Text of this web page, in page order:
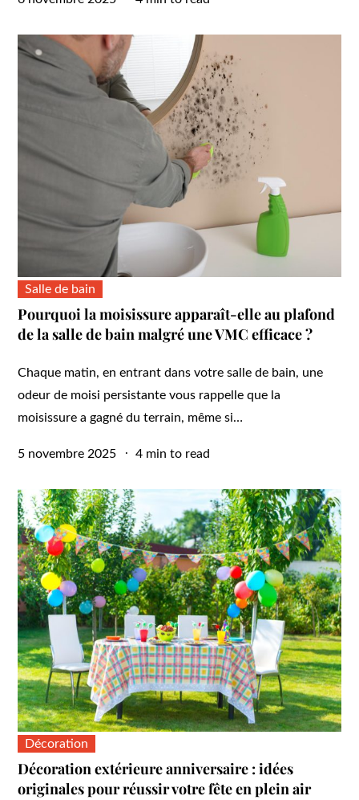
Salle de bain
Pourquoi la moisissure apparaît-elle au plafond
de la salle de bain malgré une VMC efficace ?
Chaque matin, en entrant dans votre salle de bain, une
odeur de moisi persistante vous rappelle que la
moisissure a gagné du terrain, même si…
Posted
5 novembre 2025 4 min to read
Décoration
Décoration extérieure anniversaire : idées
originales pour réussir votre fête en plein air